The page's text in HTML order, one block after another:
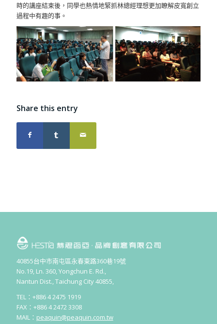
時的講座結束後，同學也熱情地緊抓林總經理想更加瞭解皮寬創立
過程中有趣的事。
Share this entry
40855台中市南屯區永春東路360巷19號
No.19, Ln. 360, Yongchun E. Rd.,
Nantun Dist., Taichung City 40855,
TEL：+886 4 2475 1919
FAX：+886 4 2472 3308
MAIL： peaquin@peaquin.com.tw